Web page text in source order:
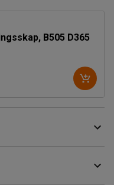
B505 D365
Bunnen av skapet